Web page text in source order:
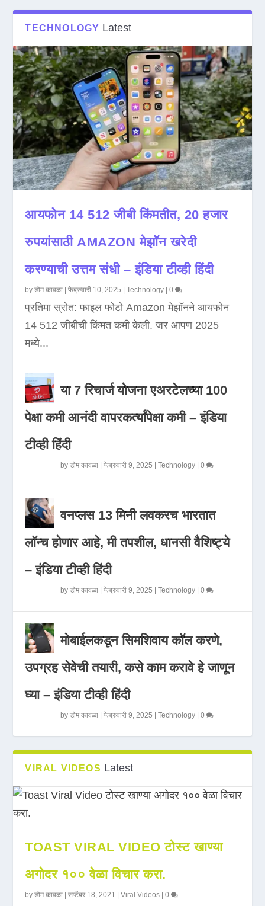
TECHNOLOGY Latest
आयफोन 14 512 जीबी किंमतीत, 20 हजार
रुपयांसाठी AMAZON मेझॉन खरेदी
करण्याची उत्तम संधी – इंडिया टीव्ही हिंदी
byडोम कावळा |फेब्रुवारी 10, 2025 |Technology |0
प्रतिमा स्रोत: फाइल फोटो Amazon मेझॉनने आयफोन
14 512 जीबीची किंमत कमी केली. जर आपण 2025
मध्ये...
या 7 रिचार्ज योजना एअरटेलच्या 100
पेक्षा कमी आनंदी वापरकर्त्यांपेक्षा कमी – इंडिया
टीव्ही हिंदी
byडोम कावळा |फेब्रुवारी 9, 2025 |Technology |0
वनप्लस 13 मिनी लवकरच भारतात
लॉन्च होणार आहे, मी तपशील, धानसी वैशिष्ट्ये
– इंडिया टीव्ही हिंदी
byडोम कावळा |फेब्रुवारी 9, 2025 |Technology |0
मोबाईलकडून सिमशिवाय कॉल करणे,
उपग्रह सेवेची तयारी, कसे काम करावे हे जाणून
घ्या – इंडिया टीव्ही हिंदी
byडोम कावळा |फेब्रुवारी 9, 2025 |Technology |0
VIRAL VIDEOS Latest
TOAST VIRAL VIDEO टोस्ट खाण्या
अगोदर १०० वेळा विचार करा.
byडोम कावळा |सप्टेंबर 18, 2021 |Viral Videos |0